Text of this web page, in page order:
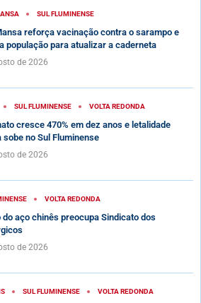
SUL FLUMINENSE
reforça vacinação contra o sarampo e
população para atualizar a caderneta
de 2026
SUL FLUMINENSE VOLTA REDONDA
cresce 470% em dez anos e letalidade
sobe no Sul Fluminense
de 2026
VOLTA REDONDA
aço chinês preocupa Sindicato dos
de 2026
SUL FLUMINENSE VOLTA REDONDA